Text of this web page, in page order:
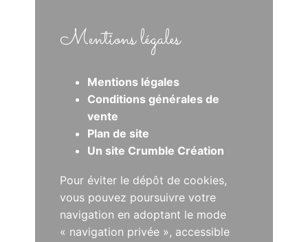
Mentions légales
Mentions légales
Conditions générales de
vente
Plan de site
Un site Crumble Création
Pour éviter le dépôt de cookies,
vous pouvez poursuivre votre
navigation en adoptant le mode
« navigation privée », accessible